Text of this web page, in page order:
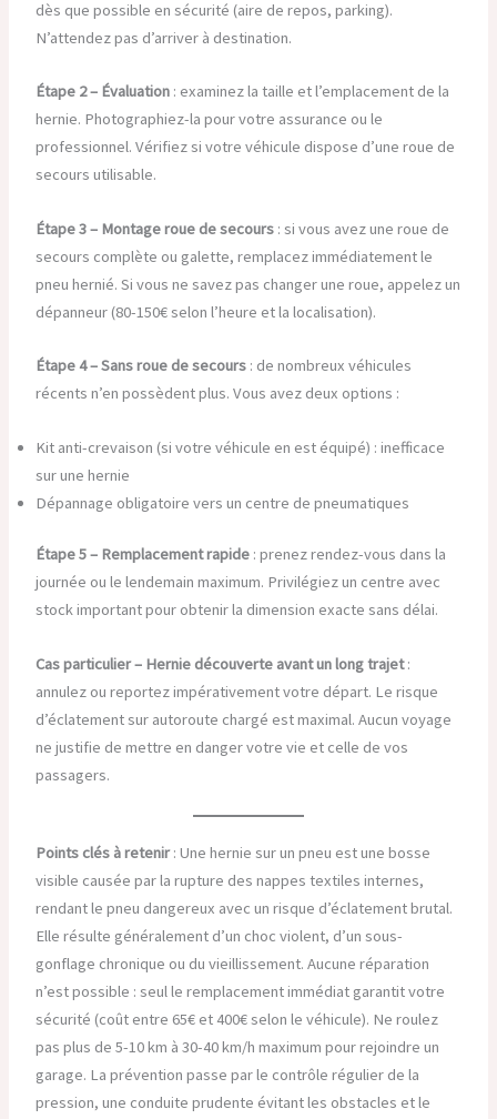
dès que possible en sécurité (aire de repos, parking).
N’attendez pas d’arriver à destination.
Étape 2 – Évaluation: examinez la taille et l’emplacement de la
hernie. Photographiez-la pour votre assurance ou le
professionnel. Vérifiez si votre véhicule dispose d’une roue de
secours utilisable.
Étape 3 – Montage roue de secours: si vous avez une roue de
secours complète ou galette, remplacez immédiatement le
pneu hernié. Si vous ne savez pas changer une roue, appelez un
dépanneur (80-150€ selon l’heure et la localisation).
Étape 4 – Sans roue de secours: de nombreux véhicules
récents n’en possèdent plus. Vous avez deux options :
Kit anti-crevaison (si votre véhicule en est équipé) : inefficace
sur une hernie
Dépannage obligatoire vers un centre de pneumatiques
Étape 5 – Remplacement rapide: prenez rendez-vous dans la
journée ou le lendemain maximum. Privilégiez un centre avec
stock important pour obtenir la dimension exacte sans délai.
Cas particulier – Hernie découverte avant un long trajet:
annulez ou reportez impérativement votre départ. Le risque
d’éclatement sur autoroute chargé est maximal. Aucun voyage
ne justifie de mettre en danger votre vie et celle de vos
passagers.
Points clés à retenir: Une hernie sur un pneu est une bosse
visible causée par la rupture des nappes textiles internes,
rendant le pneu dangereux avec un risque d’éclatement brutal.
Elle résulte généralement d’un choc violent, d’un sous-
gonflage chronique ou du vieillissement. Aucune réparation
n’est possible : seul le remplacement immédiat garantit votre
sécurité (coût entre 65€ et 400€ selon le véhicule). Ne roulez
pas plus de 5-10 km à 30-40 km/h maximum pour rejoindre un
garage. La prévention passe par le contrôle régulier de la
pression, une conduite prudente évitant les obstacles et le